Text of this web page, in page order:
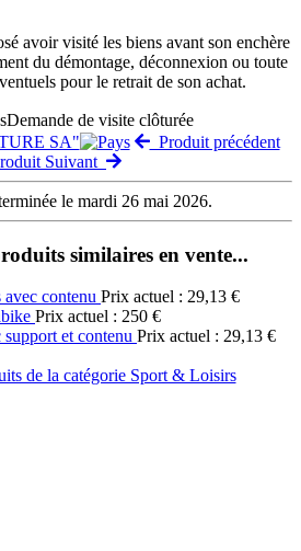
avoir visité les biens avant son enchère
du démontage, déconnexion ou toute
pour le retrait de son achat.
Demande de visite clôturée
SA"
Produit précédent
Suivant
le mardi 26 mai 2026.
similaires en vente...
Prix actuel : 29,13 €
Prix actuel : 250 €
Prix actuel : 29,13 €
de la catégorie Sport & Loisirs